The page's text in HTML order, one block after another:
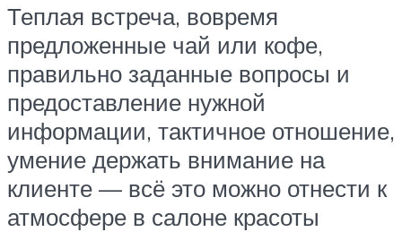
Теплая встреча, вовремя
предложенные чай или кофе,
правильно заданные вопросы и
предоставление нужной
информации, тактичное отношение,
умение держать внимание на
клиенте — всё это можно отнести к
атмосфере в салоне красоты